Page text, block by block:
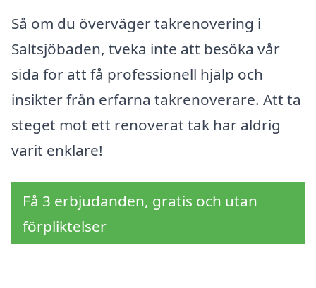
Så om du överväger takrenovering i
Saltsjöbaden, tveka inte att besöka vår
sida för att få professionell hjälp och
insikter från erfarna takrenoverare. Att ta
steget mot ett renoverat tak har aldrig
varit enklare!
Få 3 erbjudanden, gratis och utan
förpliktelser